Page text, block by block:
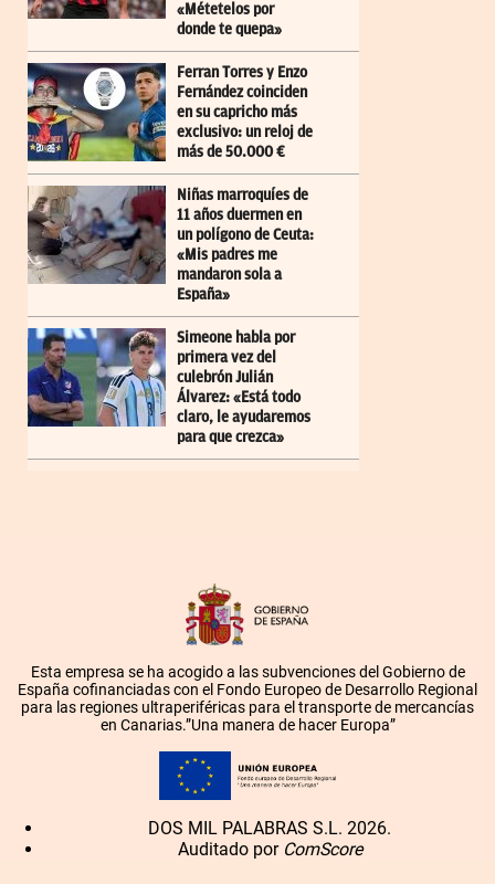
«Métetelos por
donde te quepa»
Ferran Torres y Enzo
Fernández coinciden
en su capricho más
exclusivo: un reloj de
más de 50.000 €
Niñas marroquíes de
11 años duermen en
un polígono de Ceuta:
«Mis padres me
mandaron sola a
España»
Simeone habla por
primera vez del
culebrón Julián
Álvarez: «Está todo
claro, le ayudaremos
para que crezca»
Esta empresa se ha acogido a las subvenciones del Gobierno de
España cofinanciadas con el Fondo Europeo de Desarrollo Regional
para las regiones ultraperiféricas para el transporte de mercancías
en Canarias.”Una manera de hacer Europa”
DOS MIL PALABRAS S.L. 2026.
Auditado por ComScore